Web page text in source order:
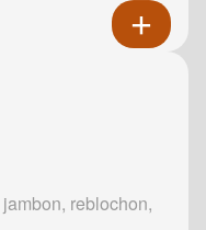
reblochon,